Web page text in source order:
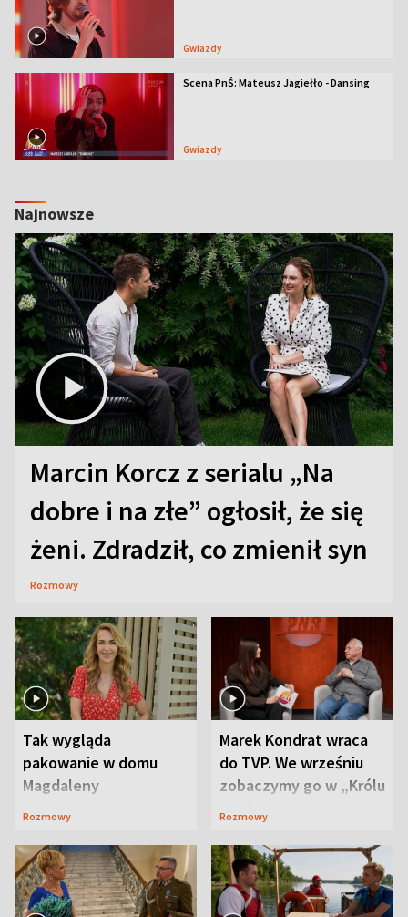
Gwiazdy
Scena PnŚ: Mateusz Jagiełło - Dansing
Gwiazdy
Najnowsze
Marcin Korcz z serialu „Na
dobre i na złe” ogłosił, że się
żeni. Zdradził, co zmienił syn
Rozmowy
Tak wygląda
pakowanie w domu
Magdaleny
Waligórskiej-Lisieckiej.
Rozmowy
Marek Kondrat wraca
do TVP. We wrześniu
zobaczymy go w „Królu
Maciusiu I”
Rozmowy